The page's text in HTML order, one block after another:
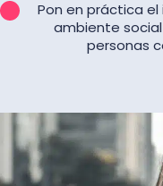
Pon en práctica
ambiente
personas